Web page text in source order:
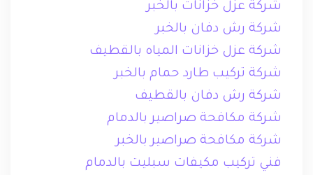
شركة عزل خزانات بالخبر
شركة رش دفان بالخبر
شركة عزل خزانات المياه بالقطيف
شركة تركيب طارد حمام بالخبر
شركة رش دفان بالقطيف
شركة مكافحة صراصير بالدمام
شركة مكافحة صراصير بالخبر
فني تركيب مكيفات سبليت بالدمام